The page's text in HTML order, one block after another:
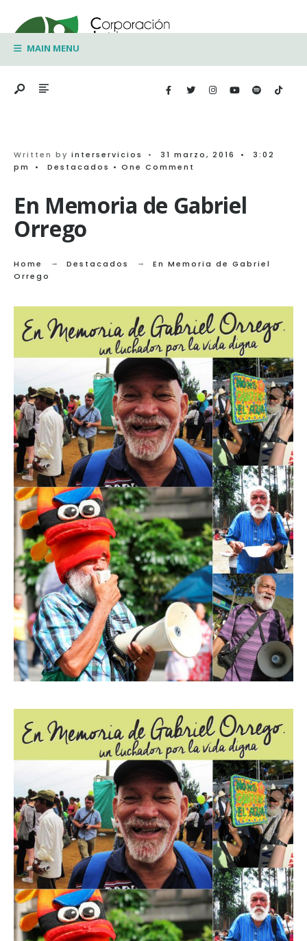
to
contentMAIN MENU
Written by interservicios • 31 marzo, 2016 •
3:02
pm
• Destacados • One Comment
En Memoria de Gabriel
Orrego
Home Destacados
En Memoria de Gabriel
Orrego
for: